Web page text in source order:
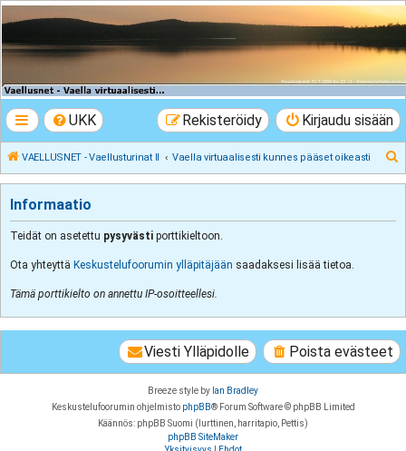
VAELLUSNET -
Vaellusturinat II
UKK Kirjaudu sisään
Rekisteröidy
VAELLUSNET - Vaellusturinat II Vaella virtuaalisesti kunnes pääset oikeasti
Informaatio
Teidät on asetettu pysyvästi porttikieltoon.
Ota yhteyttä Keskustelufoorumin ylläpitäjään saadaksesi lisää tietoa.
Tämä porttikielto on annettu IP-osoitteellesi.
Poista evästeet
Viesti Ylläpidolle
Breeze style by Ian Bradley
Keskustelufoorumin ohjelmisto phpBB® Forum Software © phpBB Limited
Käännös: phpBB Suomi (lurttinen, harritapio, Pettis)
phpBB SiteMaker